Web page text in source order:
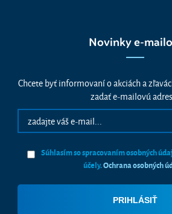
Novinky e-
Chcete byť informovaní o akciách a
zadať e-mailovú
Súhlasím so spracovaním osobných
účely.Ochrana osobných